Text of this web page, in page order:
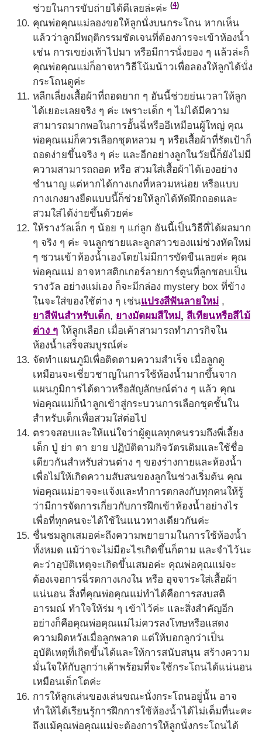
ช่วยในการขับถ่ายได้ดีเลยล่ะค่ะ (4)
คุณพ่อคุณแม่ลองขอให้ลูกนั่งบนกระโถน หากเห็น
แล้วว่าลูกมีพฤติกรรมชัดเจนที่ต้องการจะเข้าห้องน้ำ
เช่น การเขย่งเท้าไปมา หรือมีการนั่งยอง ๆ แล้วล่ะก็
คุณพ่อคุณแม่ก็อาจหาวิธีโน้มน้าวเพื่อลองให้ลูกได้นั่ง
กระโถนดูค่ะ
หลีกเลี่ยงเสื้อผ้าที่ถอดยาก ๆ อันนี้ช่วยย่นเวลาให้ลูก
ได้เยอะเลยจริง ๆ ค่ะ เพราะเด็ก ๆ ไม่ได้มีความ
สามารถมากพอในการอั้นฉี่หรืออึเหมือนผู้ใหญ่ คุณ
พ่อคุณแม่ก็ควรเลือกชุดหลวม ๆ หรือเสื้อผ้าที่รัดเป้าก็
ถอดง่ายขึ้นจริง ๆ ค่ะ และอีกอย่างลูกในวัยนี้ก็ยังไม่มี
ความสามารถถอด หรือ สวมใส่เสื้อผ้าได้เองอย่าง
ชำนาญ แต่หากได้กางเกงที่หลวมหน่อย หรือแบบ
กางเกงยางยืดแบบนี้ก็ช่วยให้ลูกได้หัดฝึกถอดและ
สวมใส่ได้ง่ายขึ้นด้วยค่ะ
ให้รางวัลเล็ก ๆ น้อย ๆ แก่ลูก อันนี้เป็นวิธีที่ได้ผลมาก
ๆ จริง ๆ ค่ะ จนลูกชายและลูกสาวของแม่ช่วงหัดใหม่
ๆ ชวนเข้าห้องน้ำเองโดยไม่มีการขัดขืนเลยค่ะ คุณ
พ่อคุณแม่ อาจหาสติกเกอร์ลายการ์ตูนที่ลูกชอบเป็น
รางวัล อย่างแม่เอง ก็จะมีกล่อง mystery box ที่ข้าง
ในจะใส่ของใช้ต่าง ๆ เช่นแปรงสีฟันลายใหม่ ,
ยาสีฟันสำหรับเด็ก, ยางมัดผมสีใหม่, สีเทียนหรือสีไม้
ต่าง ๆ ให้ลูกเลือก เมื่อเค้าสามารถทำภารกิจใน
ห้องน้ำเสร็จสมบูรณ์ค่ะ
จัดทำแผนภูมิเพื่อติดตามความสำเร็จ เมื่อลูกดู
เหมือนจะเชี่ยวชาญในการใช้ห้องน้ำมากขึ้นจาก
แผนภูมิการได้ดาวหรือสัญลักษณ์ต่าง ๆ แล้ว คุณ
พ่อคุณแม่ก็นำลูกเข้าสู่กระบวนการเลือกชุดชั้นใน
สำหรับเด็กเพื่อสวมใส่ต่อไป
ตรวจสอบและให้แน่ใจว่าผู้ดูแลทุกคนรวมถึงพี่เลี้ยง
เด็ก ปู่ ย่า ตา ยาย ปฏิบัติตามกิจวัตรเดิมและใช้ชื่อ
เดียวกันสำหรับส่วนต่าง ๆ ของร่างกายและห้องน้ำ
เพื่อไม่ให้เกิดความสับสนของลูกในช่วงเริ่มต้น คุณ
พ่อคุณแม่อาจจะแจ้งและทำการตกลงกับทุกคนให้รู้
ว่ามีการจัดการเกี่ยวกับการฝึกเข้าห้องน้ำอย่างไร
เพื่อที่ทุกคนจะได้ใช้ในแนวทางเดียวกันค่ะ
ชื่นชมลูกเสมอค่ะถึงความพยายามในการใช้ห้องน้ำ
ทั้งหมด แม้ว่าจะไม่มีอะไรเกิดขึ้นก็ตาม และจำไว้นะ
คะว่าอุบัติเหตุจะเกิดขึ้นเสมอค่ะ คุณพ่อคุณแม่จะ
ต้องเจอการฉี่รดกางเกงใน หรือ อุจจาระใส่เสื้อผ้า
แน่นอน สิ่งที่คุณพ่อคุณแม่ทำได้คือการสงบสติ
อารมณ์ ทำใจให้ร่ม ๆ เข้าไว้ค่ะ และสิ่งสำคัญอีก
อย่างก็คือคุณพ่อคุณแม่ไม่ควรลงโทษหรือแสดง
ความผิดหวังเมื่อลูกพลาด แต่ให้บอกลูกว่าเป็น
อุบัติเหตุที่เกิดขึ้นได้และให้การสนับสนุน สร้างความ
มั่นใจให้กับลูกว่าเค้าพร้อมที่จะใช้กระโถนได้แน่นอน
เหมือนเด็กโตค่ะ
การให้ลูกเล่นของเล่นขณะนั่งกระโถนอยู่นั้น อาจ
ทำให้ได้เรียนรู้การฝึกการใช้ห้องน้ำได้ไม่เต็มที่นะคะ
ถึงแม้คุณพ่อคุณแม่จะต้องการให้ลูกนั่งกระโถนได้